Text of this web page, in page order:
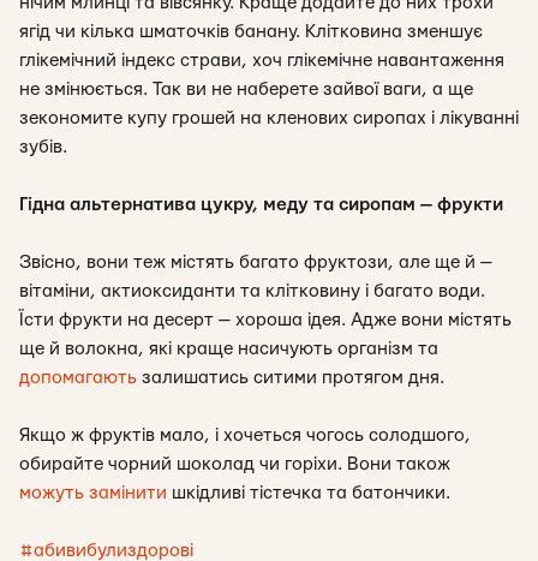
ягід чи кілька шматочків банану. Клітковина зменшує
глікемічний індекс страви, хоч глікемічне навантаження
не змінюється. Так ви не наберете зайвої ваги, а ще
зекономите купу грошей на кленових сиропах і лікуванні
зубів.
Гідна альтернатива цукру, меду та сиропам — фрукти
Звісно, вони теж містять багато фруктози, але ще й —
вітаміни, актиоксиданти та клітковину і багато води.
Їсти фрукти на десерт — хороша ідея. Адже вони містять
ще й волокна, які краще насичують організм та
допомагають залишатись ситими протягом дня.
Якщо ж фруктів мало, і хочеться чогось солодшого,
обирайте чорний шоколад чи горіхи. Вони також
можуть замінити шкідливі тістечка та батончики.
#абивибулиздорові